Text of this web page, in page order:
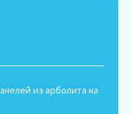
из арболита на